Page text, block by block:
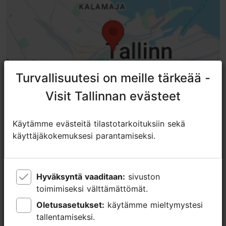
tripadvisor rating 5.0 of 5 perustuu
Loewenschede Torn- Leuvenshed Tower
Turvallisuutesi on meille tärkeää -
Visit Tallinnan evästeet
Käytämme evästeitä tilastotarkoituksiin sekä
käyttäjäkokemuksesi parantamiseksi.
Hyväksyntä vaaditaan:
toimimiseksi välttämättömät.
Oletusasetukset:
tallentamiseksi.
Turvallisuutesi on meille tärkeää -
Visit Tallinnan evästeet
Käytämme evästeitä tilastotarkoituksiin sekä
käyttäjäkokemuksesi parantamiseksi.
Hyväksyntä vaaditaan:
toimimiseksi välttämättömät.
Oletusasetukset:
tallentamiseksi.